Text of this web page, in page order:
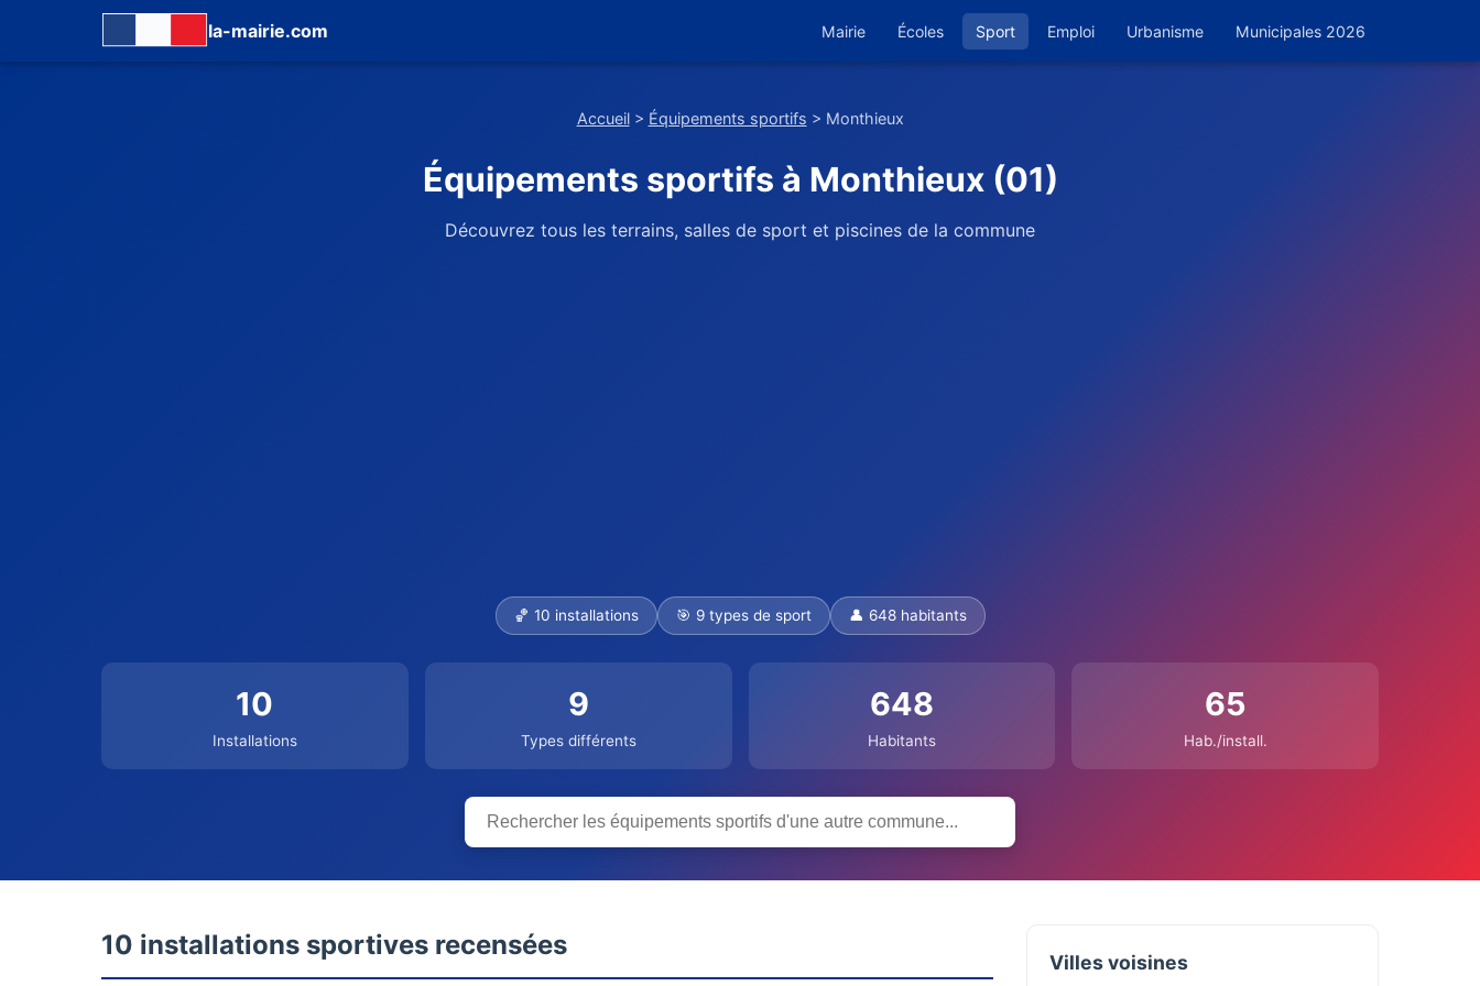
la-mairie.com Mairie Écoles Sport Emploi Urbanisme Municipales 2026
Accueil> Équipements sportifs > Monthieux
Équipements sportifs à Monthieux (01)
Découvrez tous les terrains, salles de sport et piscines de la commune
🏀 10 installations 🎯 9 types de sport 👤 648 habitants
10
Installations
9
Types différents
648
Habitants
65
Hab./install.
10 installations sportives recensées
Villes voisines